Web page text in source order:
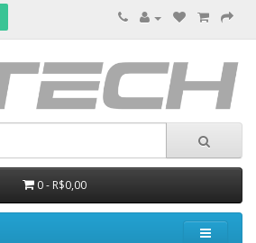
0 - R$0,00